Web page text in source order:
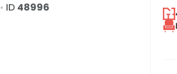
• ID 48996